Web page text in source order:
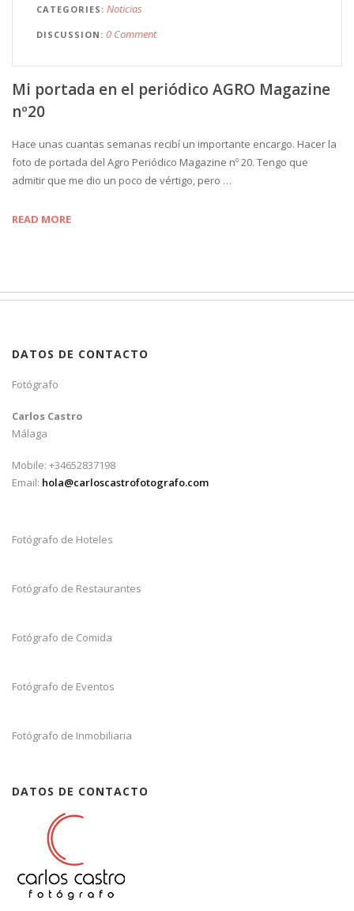
CATEGORIES Noticias
DISCUSSION 0 Comment
Mi portada en el periódico AGRO Magazine
nº20
Hace unas cuantas semanas recibí un importante encargo. Hacer la
foto de portada del Agro Periódico Magazine nº 20. Tengo que
admitir que me dio un poco de vértigo, pero …
READ MORE
DATOS DE CONTACTO
Fotógrafo
Carlos Castro
Málaga
Mobile: +34652837198
Email: hola@carloscastrofotografo.com
Fotógrafo de Hoteles
Fotógrafo de Restaurantes
Fotógrafo de Comida
Fotógrafo de Eventos
Fotógrafo de Inmobiliaria
DATOS DE CONTACTO